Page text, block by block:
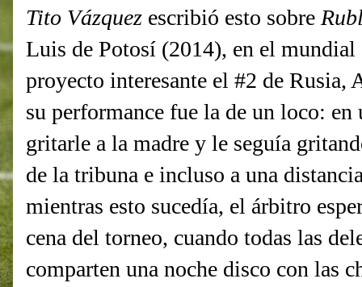
Tito Vázquez escribió esto sobre
Luis de Potosí (2014), en el mundial
proyecto interesante el #2 de Rusia,
su performance fue la de un loco:
gritarle a la madre y le seguía
de la tribuna e incluso a una
mientras esto sucedía, el árbitro
cena del torneo, cuando todas las
comparten una noche disco con las